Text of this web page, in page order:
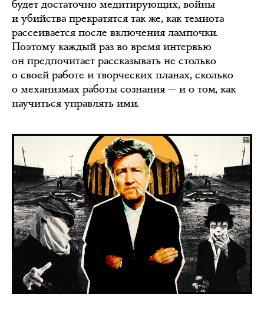
будет достаточно медитирующих, войны
и убийства прекратятся так же, как темнота
рассеивается после включения лампочки.
Поэтому каждый раз во время интервью
он предпочитает рассказывать не столько
о своей работе и творческих планах, сколько
о механизмах работы сознания — и о том, как
научиться управлять ими.